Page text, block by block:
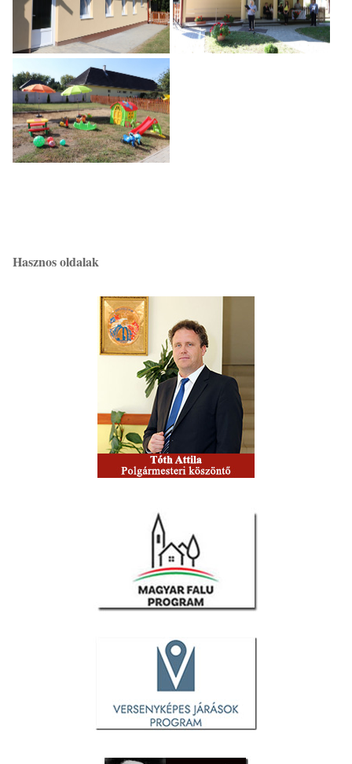
Hasznos oldalak